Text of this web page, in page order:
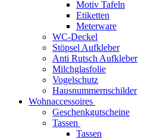
Motiv Tafeln
Etiketten
Meterware
WC-Deckel
Stöpsel Aufkleber
Anti Rutsch Aufkleber
Milchglasfolie
Vogelschutz
Hausnummernschilder
Wohnaccessoires
Geschenkgutscheine
Tassen
Tassen